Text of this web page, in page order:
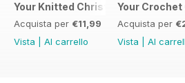
Your Knitted Christmas
Acquista per €11,99
Vista
Al carrello
Your
Acquista per
Vista
Al